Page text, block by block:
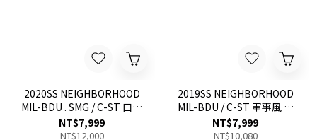
2020SS NEIGHBORHOOD
MIL-BDU . SMG / C-ST 口袋
短褲 民族風 刺繡 圖騰 現貨
NT$7,999
NT$12,000
2019SS NEIGHBORHOOD
MIL-BDU / C-ST 軍事風 口
袋 短褲 現貨
NT$7,999
NT$10,080